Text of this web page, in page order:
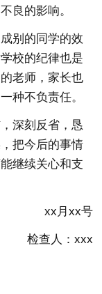
良的影响。
别的同学的效
校的纪律也是
老师，家长也
种不负责任。
深刻反省，恳
把今后的事情
继续关心和支
xx月xx号
检查人：xxx